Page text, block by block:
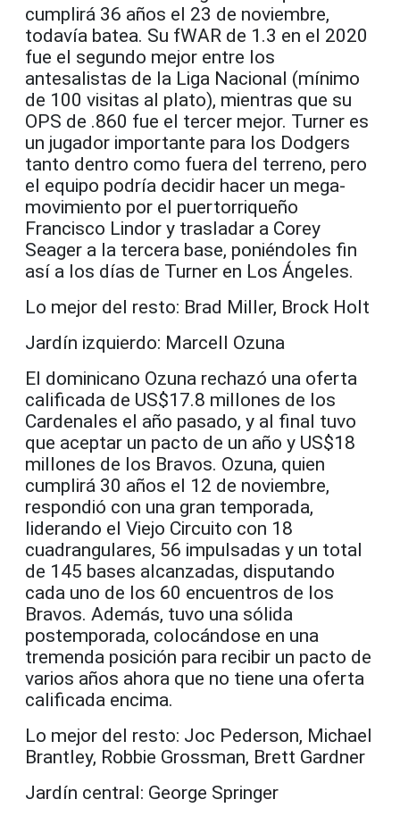
cumplirá 36 años el 23 de noviembre,
todavía batea. Su fWAR de 1.3 en el 2020
fue el segundo mejor entre los
antesalistas de la Liga Nacional (mínimo
de 100 visitas al plato), mientras que su
OPS de .860 fue el tercer mejor. Turner es
un jugador importante para los Dodgers
tanto dentro como fuera del terreno, pero
el equipo podría decidir hacer un mega-
movimiento por el puertorriqueño
Francisco Lindor y trasladar a Corey
Seager a la tercera base, poniéndoles fin
así a los días de Turner en Los Ángeles.
Lo mejor del resto: Brad Miller, Brock Holt
Jardín izquierdo: Marcell Ozuna
El dominicano Ozuna rechazó una oferta
calificada de US$17.8 millones de los
Cardenales el año pasado, y al final tuvo
que aceptar un pacto de un año y US$18
millones de los Bravos. Ozuna, quien
cumplirá 30 años el 12 de noviembre,
respondió con una gran temporada,
liderando el Viejo Circuito con 18
cuadrangulares, 56 impulsadas y un total
de 145 bases alcanzadas, disputando
cada uno de los 60 encuentros de los
Bravos. Además, tuvo una sólida
postemporada, colocándose en una
tremenda posición para recibir un pacto de
varios años ahora que no tiene una oferta
calificada encima.
Lo mejor del resto: Joc Pederson, Michael
Brantley, Robbie Grossman, Brett Gardner
Jardín central: George Springer